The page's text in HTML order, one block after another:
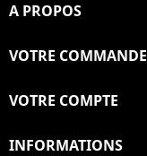
A PROPOS
VOTRE COMMANDE
VOTRE COMPTE
INFORMATIONS